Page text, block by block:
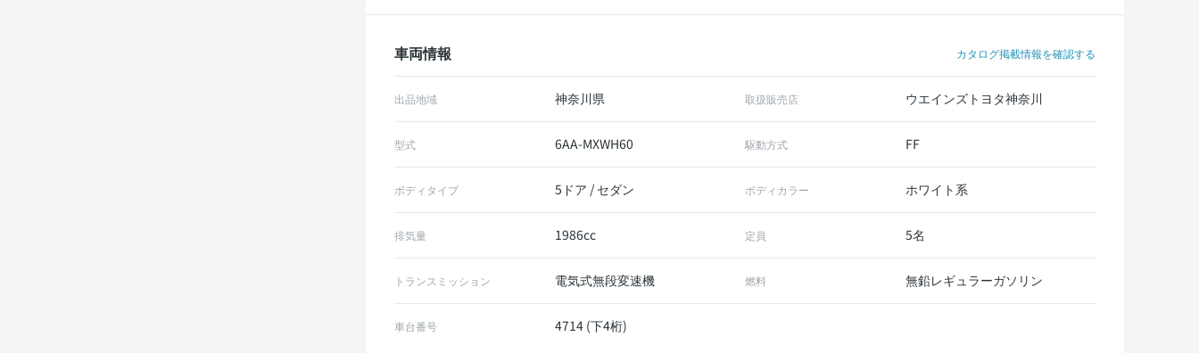
車両情報 カタログ掲載情報を確認する
出品地域 神奈川県 取扱販売店 ウエインズトヨタ神奈川
型式 6AA-MXWH60 駆動方式 FF
ボディタイプ 5ドア / セダン ボディカラー ホワイト系
排気量 1986cc 定員 5名
トランスミッション 電気式無段変速機 燃料 無鉛レギュラーガソリン
車台番号 4714 (下4桁)